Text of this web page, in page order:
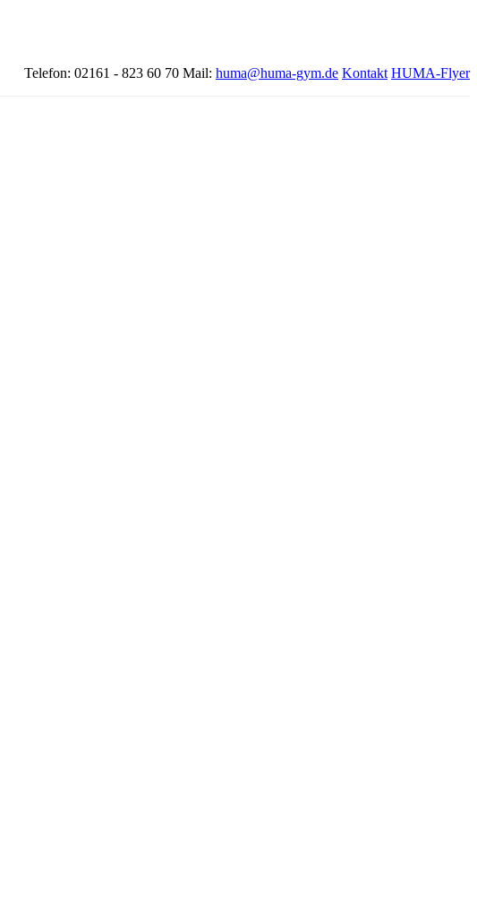
Telefon: 02161 - 823 60 70 Mail: huma@huma-gym.de Kontakt HUMA-Flyer